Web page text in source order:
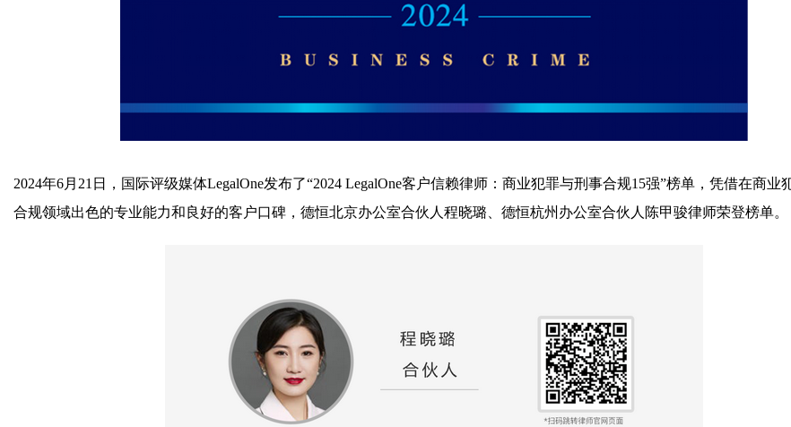
2024年6月21日，国际评级媒体LegalOne发布了“2024 LegalOne客户信赖律师：商业犯罪与刑事合规15强”榜单，凭借在商业
合规领域出色的专业能力和良好的客户口碑，德恒北京办公室合伙人程晓璐、德恒杭州办公室合伙人陈甲骏律师荣登榜单。